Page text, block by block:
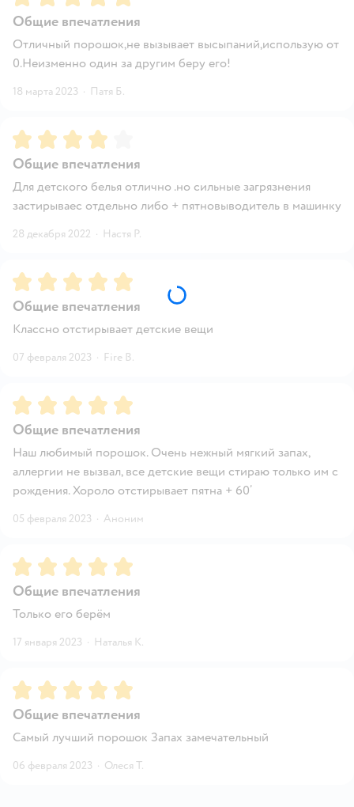
Общие впечатления
Отличный порошок,не вызывает высыпаний,использую от
0.Неизменно один за другим беру его!
18 марта 2023 · Патя Б.
Рейтинг:4
Общие впечатления
Для детского белья отлично .но сильные загрязнения
застирываес отдельно либо + пятновыводитель в машинку
28 декабря 2022 · Настя Р.
Рейтинг:5
Общие впечатления
Классно отстирывает детские вещи
07 февраля 2023 · Fire B.
Рейтинг:5
Общие впечатления
Наш любимый порошок. Очень нежный мягкий запах,
аллергии не вызвал, все детские вещи стираю только им с
рождения. Хороло отстирывает пятна + 60’
05 февраля 2023 · Аноним
Рейтинг:5
Общие впечатления
Только его берём
17 января 2023 · Наталья К.
Рейтинг:5
Общие впечатления
Самый лучший порошок Запах замечательный
06 февраля 2023 · Олеся Т.